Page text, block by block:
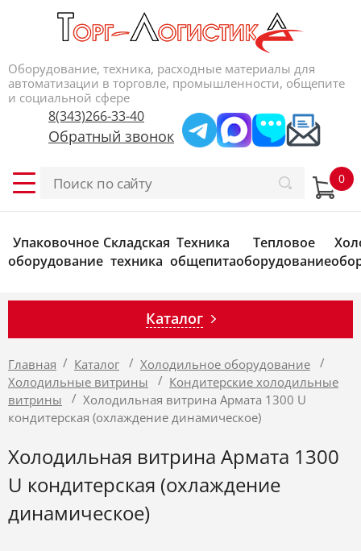
Оборудование, техника, расходные материалы для
автоматизации в торговле, промышленности, общепите
и социальной сфере
8(343)266-33-40
Обратный звонок
Упаковочное
оборудование
Складская
техника
Техника
общепита
Тепловое
оборудование
Каталог
Главная / Каталог / Холодильное оборудование /
Холодильные витрины
/ Кондитерские холодильные
витрины
/ Холодильная витрина Армата 1300 U
кондитерская (охлаждение динамическое)
Холодильная витрина Армата 1300
U кондитерская (охлаждение
динамическое)